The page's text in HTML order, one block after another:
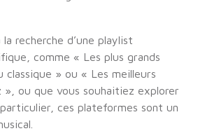
recherche d’une playlist
comme « Les plus grands
classique » ou « Les meilleurs
», ou que vous souhaitiez explorer
ces plateformes sont un